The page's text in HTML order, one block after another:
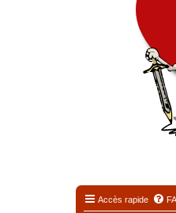
Accès rapide